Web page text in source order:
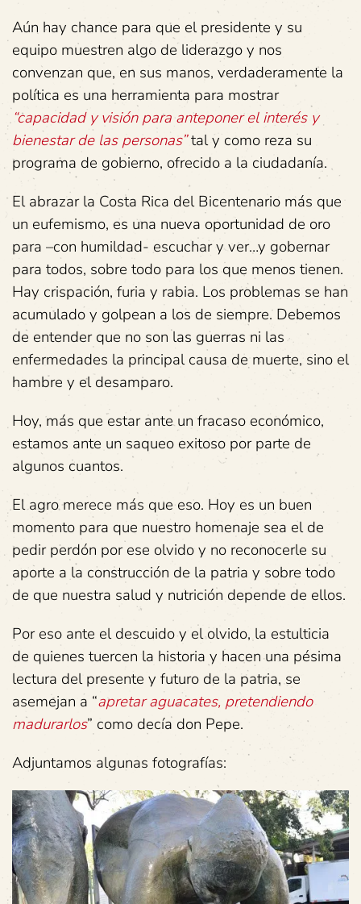
Aún hay chance para que el presidente y su
equipo muestren algo de liderazgo y nos
convenzan que, en sus manos, verdaderamente la
política es una herramienta para mostrar
“capacidad y visión para anteponer el interés y
bienestar de las personas”tal y como reza su
programa de gobierno, ofrecido a la ciudadanía.
El abrazar la Costa Rica del Bicentenario más que
un eufemismo, es una nueva oportunidad de oro
para –con humildad- escuchar y ver…y gobernar
para todos, sobre todo para los que menos tienen.
Hay crispación, furia y rabia. Los problemas se han
acumulado y golpean a los de siempre. Debemos
de entender que no son las guerras ni las
enfermedades la principal causa de muerte, sino el
hambre y el desamparo.
Hoy, más que estar ante un fracaso económico,
estamos ante un saqueo exitoso por parte de
algunos cuantos.
El agro merece más que eso. Hoy es un buen
momento para que nuestro homenaje sea el de
pedir perdón por ese olvido y no reconocerle su
aporte a la construcción de la patria y sobre todo
de que nuestra salud y nutrición depende de ellos.
Por eso ante el descuido y el olvido, la estulticia
de quienes tuercen la historia y hacen una pésima
lectura del presente y futuro de la patria, se
asemejan a “apretar aguacates, pretendiendo
madurarlos” como decía don Pepe.
Adjuntamos algunas fotografías: